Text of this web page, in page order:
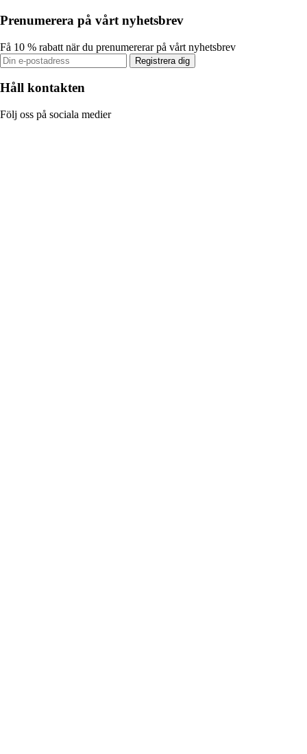
Prenumerera på vårt nyhetsbrev
Få 10 % rabatt när du prenumererar på vårt nyhetsbrev
Registrera dig
Håll kontakten
Följ oss på sociala medier